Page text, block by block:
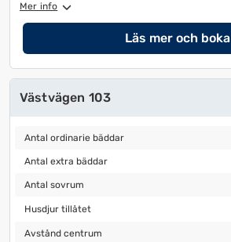
Mer info
Läs mer och boka
Västvägen 103
Antal ordinarie bäddar
Antal ordinarie bäddar
Antal extra bäddar
Antal extra bäddar
Antal sovrum
Antal sovrum
Husdjur tillåtet
Husdjur tillåtet
Avstånd centrum
Avstånd centrum